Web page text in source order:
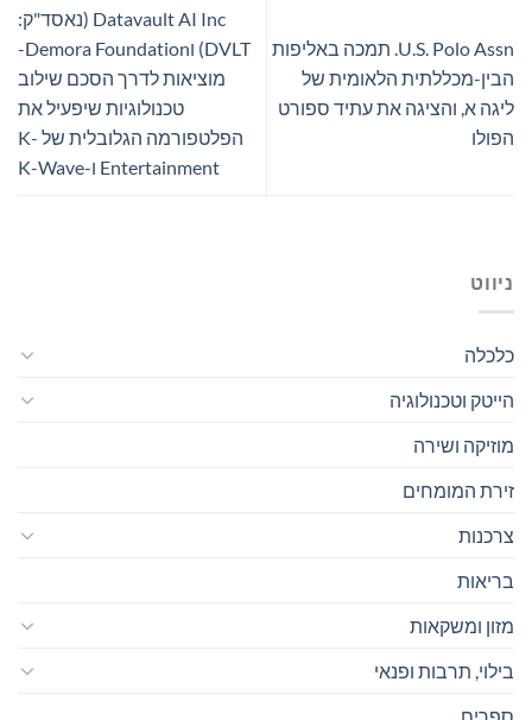
U.S. Polo Assn. תמכה באליפות
הבין-מכללתית הלאומית של
ליגה א, והציגה את עתיד ספורט
הפולו
Datavault AI Inc (נאסד"ק:
DVLT) וDemora Foundation-
מוציאות לדרך הסכם שילוב
טכנולוגיות שיפעיל את
הפלטפורמה הגלובלית של K-
Entertainment ו-K-Wave
ניווט
כלכלה
הייטק וטכנולוגיה
מוזיקה ושירה
זירת המומחים
צרכנות
בריאות
מזון ומשקאות
בילוי, תרבות ופנאי
ספרים